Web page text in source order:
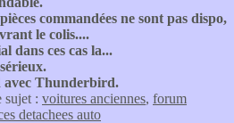
commandées ne sont pas dispo,
le colis....
dans ces cas la...
avec Thunderbird.
sujet : voitures anciennes, forum
detachees auto